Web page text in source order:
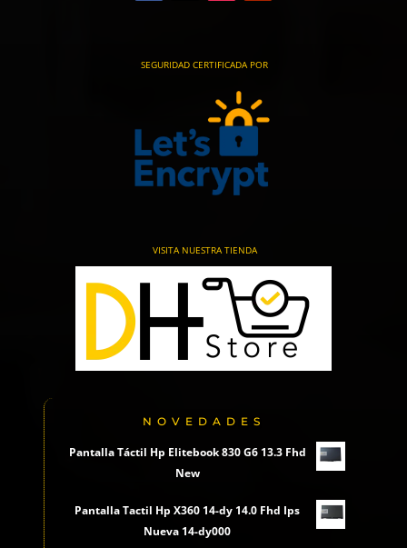
SEGURIDAD CERTIFICADA POR
VISITA NUESTRA TIENDA
NOVEDADES
Pantalla Táctil Hp Elitebook 830 G6 13.3 Fhd
New
Pantalla Tactil Hp X360 14-dy 14.0 Fhd Ips
Nueva 14-dy000